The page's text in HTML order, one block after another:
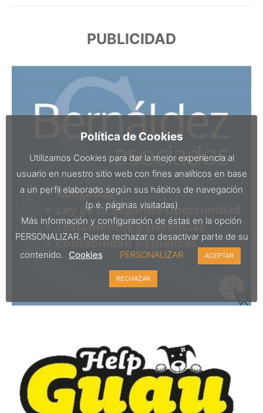
PUBLICIDAD
Política de Cookies
Utilizamos Cookies para dar la mejor experiencia al
usuario en nuestro sitio web con fines analíticos en base
a un perfil elaborado según sus hábitos de navegación
(p.e. páginas visitadas)
Más información y configuración de éstas en la opción
PERSONALIZAR. Puede rechazar o desactivar parte de su
contenido. Cookies PERSONALIZAR ACEPTAR
RECHAZAR